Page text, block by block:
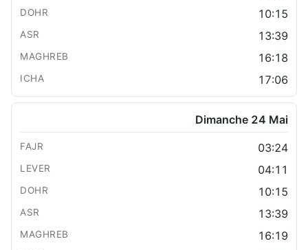
10:15
13:39
16:18
17:06
Dimanche 24 Mai
03:24
04:11
10:15
13:39
16:19